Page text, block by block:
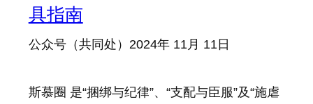
具指南
公众号（共同处） 2024年 11月 11日
斯慕圈 是“捆绑与纪律”、“支配与臣服”及“施虐